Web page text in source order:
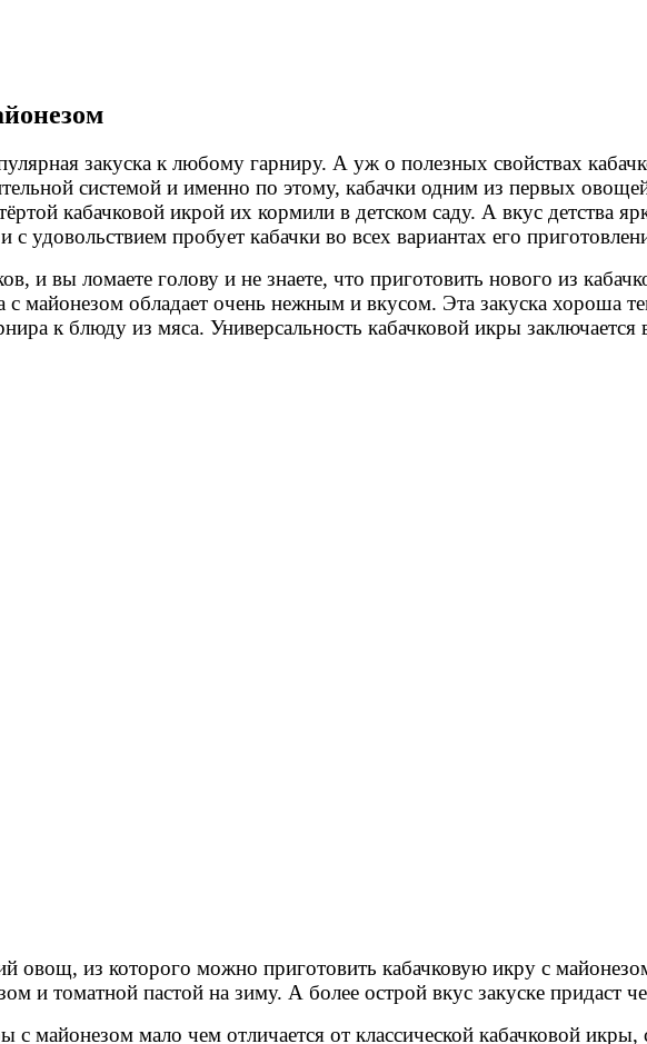
закуска к любому гарниру. А уж о полезных свойствах
системой и именно по этому, кабачки одним из первых
кабачковой икрой их кормили в детском саду. А вкус детства
удовольствием пробует кабачки во всех вариантах его
и вы ломаете голову и не знаете, что приготовить нового из
с майонезом обладает очень нежным и вкусом. Эта закуска хороша
к блюду из мяса. Универсальность кабачковой икры
овощ, из которого можно приготовить кабачковую икру с
и томатной пастой на зиму. А более острой вкус закуске придаст
с майонезом мало чем отличается от классической кабачковой